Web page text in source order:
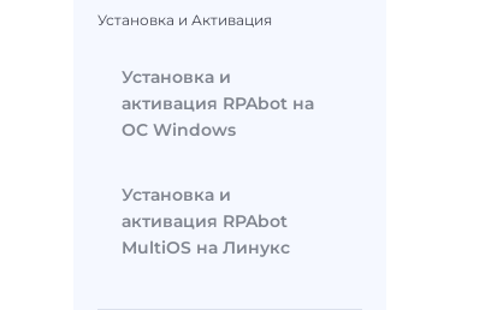
Установка и Активация
Установка и
активация RPAbot на
ОС Windows
Установка и
активация RPAbot
MultiOS на Линукс